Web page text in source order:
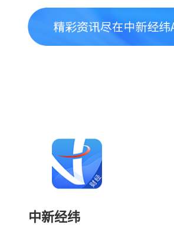
中新经纬